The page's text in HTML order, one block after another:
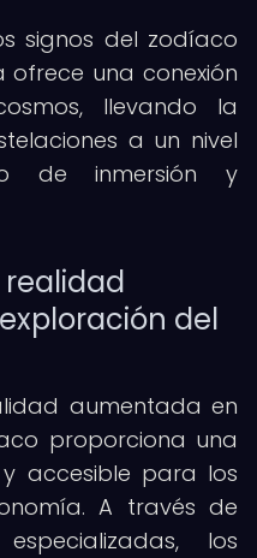
signos del zodíaco
una conexión
llevando la
a un nivel
de inmersión y
del
aumentada en
proporciona una
accesible para los
A través de
los